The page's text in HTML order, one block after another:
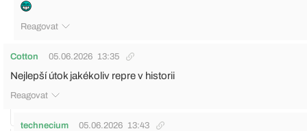
Reagovat
Cotton 05.06.2026 13:35
Nejlepší útok jakékoliv repre v historii
Reagovat
technecium 05.06.2026 13:43